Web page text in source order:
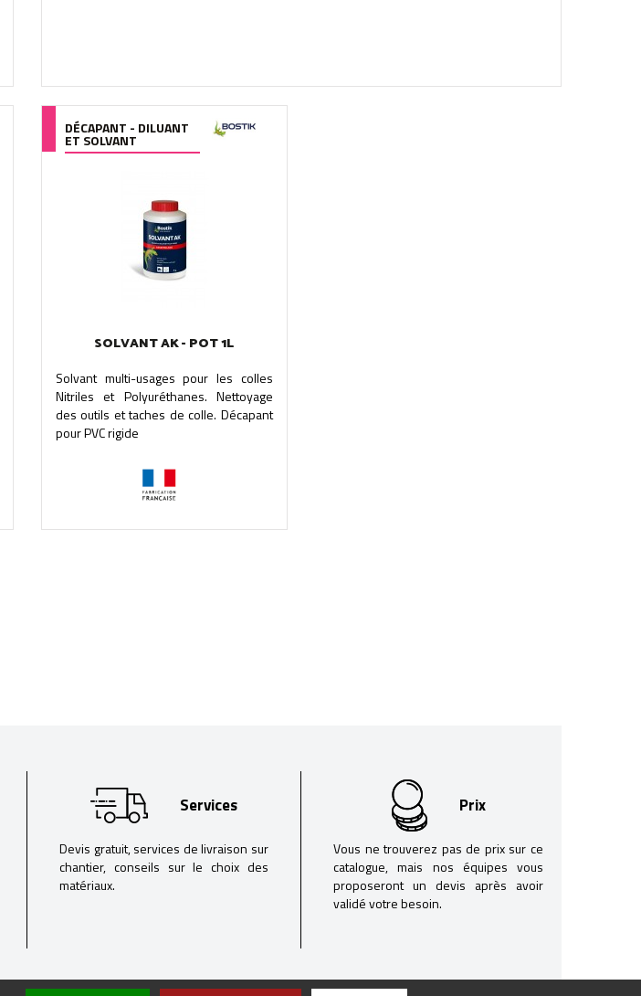
DÉCAPANT - DILUANT
ET SOLVANT
SOLVANT AK - POT 1L
Solvant multi-usages pour les colles
Nitriles et Polyuréthanes. Nettoyage
des outils et taches de colle. Décapant
pour PVC rigide
Services
Devis gratuit, services de livraison sur
chantier, conseils sur le choix des
matériaux.
Prix
Vous ne trouverez pas de prix sur ce
catalogue, mais nos équipes vous
proposeront un devis après avoir
validé votre besoin.